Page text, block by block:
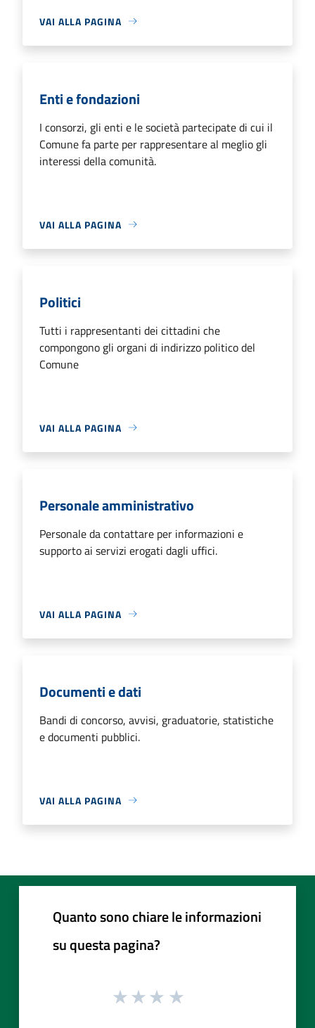
VAI ALLA PAGINA
Enti e fondazioni
I consorzi, gli enti e le società partecipate di cui il
Comune fa parte per rappresentare al meglio gli
interessi della comunità.
VAI ALLA PAGINA
Politici
Tutti i rappresentanti dei cittadini che
compongono gli organi di indirizzo politico del
Comune
VAI ALLA PAGINA
Personale amministrativo
Personale da contattare per informazioni e
supporto ai servizi erogati dagli uffici.
VAI ALLA PAGINA
Documenti e dati
Bandi di concorso, avvisi, graduatorie, statistiche
e documenti pubblici.
VAI ALLA PAGINA
Quanto sono chiare le informazioni
su questa pagina?